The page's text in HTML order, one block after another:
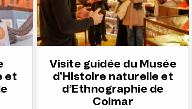
et
Visite guidée du Musée
d’Histoire naturelle et
d’Ethnographie de
Colmar